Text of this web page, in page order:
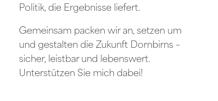
Politik, die Ergebnisse liefert.
Gemeinsam packen wir an, setzen um
und gestalten die Zukunft Dornbirns –
sicher, leistbar und lebenswert.
Unterstützen Sie mich dabei!